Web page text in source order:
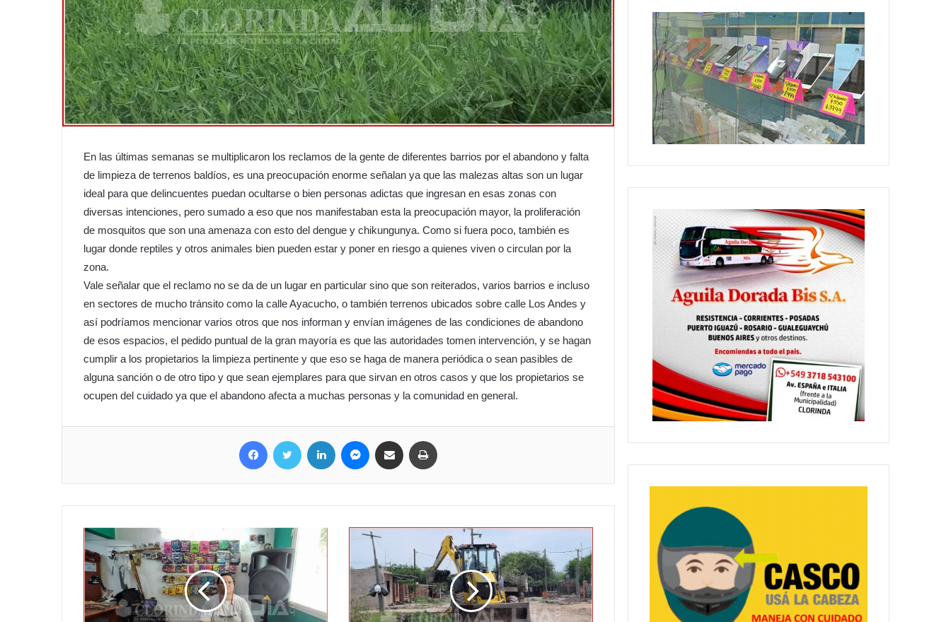
En las últimas semanas se multiplicaron los reclamos de la gente de diferentes barrios por el abandono y falta
de limpieza de terrenos baldíos, es una preocupación enorme señalan ya que las malezas altas son un lugar
ideal para que delincuentes puedan ocultarse o bien personas adictas que ingresan en esas zonas con
diversas intenciones, pero sumado a eso que nos manifestaban esta la preocupación mayor, la proliferación
de mosquitos que son una amenaza con esto del dengue y chikungunya. Como si fuera poco, también es
lugar donde reptiles y otros animales bien pueden estar y poner en riesgo a quienes viven o circulan por la
zona.
Vale señalar que el reclamo no se da de un lugar en particular sino que son reiterados, varios barrios e incluso
en sectores de mucho tránsito como la calle Ayacucho, o también terrenos ubicados sobre calle Los Andes y
así podríamos mencionar varios otros que nos informan y envían imágenes de las condiciones de abandono
de esos espacios, el pedido puntual de la gran mayoría es que las autoridades tomen intervención, y se hagan
cumplir a los propietarios la limpieza pertinente y que eso se haga de manera periódica o sean pasibles de
alguna sanción o de otro tipo y que sean ejemplares para que sirvan en otros casos y que los propietarios se
ocupen del cuidado ya que el abandono afecta a muchas personas y la comunidad en general.
Facebook Twitter LinkedIn MessengerCompartir por correo electrónico